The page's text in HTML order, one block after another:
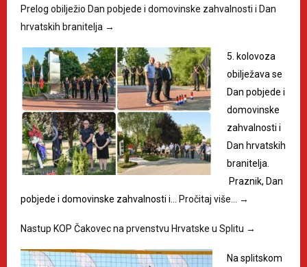
Prelog obilježio Dan pobjede i domovinske zahvalnosti i Dan
hrvatskih branitelja →
5. kolovoza
obilježava se
Dan pobjede i
domovinske
zahvalnosti i
Dan hrvatskih
branitelja.
Praznik, Dan
pobjede i domovinske zahvalnosti i…
Pročitaj više… →
Nastup KOP Čakovec na prvenstvu Hrvatske u Splitu →
Na splitskom